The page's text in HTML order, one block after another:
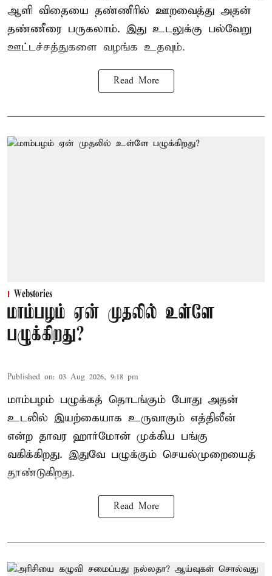
ஆளி விதையை தண்ணீரில் ஊறவைத்து அதன்
தண்ணீரை பருகலாம். இது உடலுக்கு பல்வேறு
ஊட்டச்சத்துகளை வழங்க உதவும்.
Read More
Webstories
மாம்பழம் ஏன் முதலில் உள்ளே
பழுக்கிறது?
Published on: 03 Aug 2026, 9:18 pm
மாம்பழம் பழுக்கத் தொடங்கும் போது அதன்
உடலில் இயற்கையாக உருவாகும் எத்திலீன்
என்ற தாவர ஹார்மோன் முக்கிய பங்கு
வகிக்கிறது. இதுவே பழுக்கும் செயல்முறையைத்
தூண்டுகிறது.
Read More